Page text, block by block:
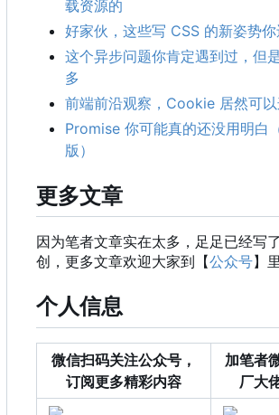
载资源的
好家伙，这些写 CSS 的新姿势你
这个异步问题你肯定遇到过，但
多
前端前沿观察 ， Cookie 居然可以
Promise 你可能真的还没用明白
版）
更多文章
因为笔者文章实在太多，足足已经写
创，更多文章欢迎大家到【公众号】
个人信息
微信扫码关注公众号，
订阅更多精彩内容
加笔者
厂大